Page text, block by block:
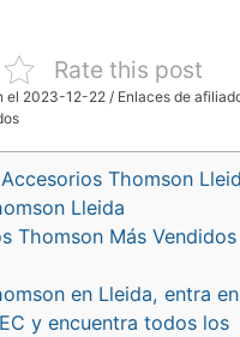
Rate this post
el 2023-12-22 / Enlaces de
Thomson
Lleida
Thomson Más
en Lleida, entra
y encuentra todos los